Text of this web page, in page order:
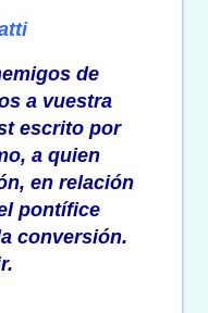
de
a vuestra
escrito por
, a quien
en relación
pontífice
conversión.